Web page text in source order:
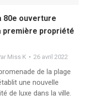
80e ouverture
première propriété
Miss K 26 avril 2022
de la plage
une nouvelle
de luxe dans la ville.